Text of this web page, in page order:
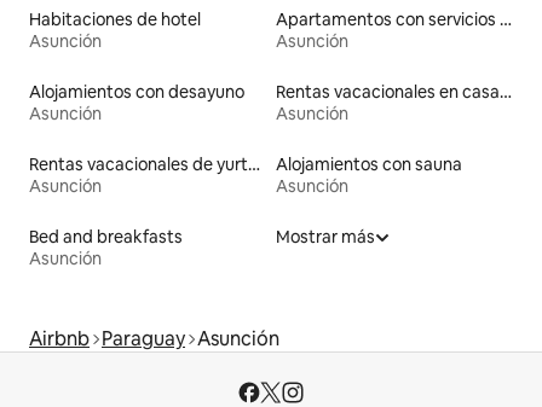
Habitaciones de hotel
Asunción
Apartamentos con servicios incluidos vacacionales
Asunción
Alojamientos con desayuno
Asunción
Rentas vacacionales en casas de huéspedes
Asunción
Rentas vacacionales de yurtas con jacuzzi
Asunción
Alojamientos con sauna
Asunción
Bed and breakfasts
Asunción
Mostrar más
Airbnb Paraguay Asunción